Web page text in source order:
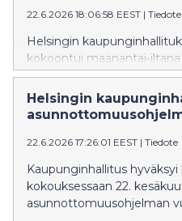
22.6.2026 18:06:58 EEST | Tiedote
Helsingin
kokoontui maanantai-
2026 viidenteen
elinkeinojaosto käsitteli
kotoutumisen
tapahtumien
Helsingin
22.6.2026 17:26:01 EEST | Tiedote
Kaupunginhallitus
kokouksessaan 22.
asunnottomuusohjelman